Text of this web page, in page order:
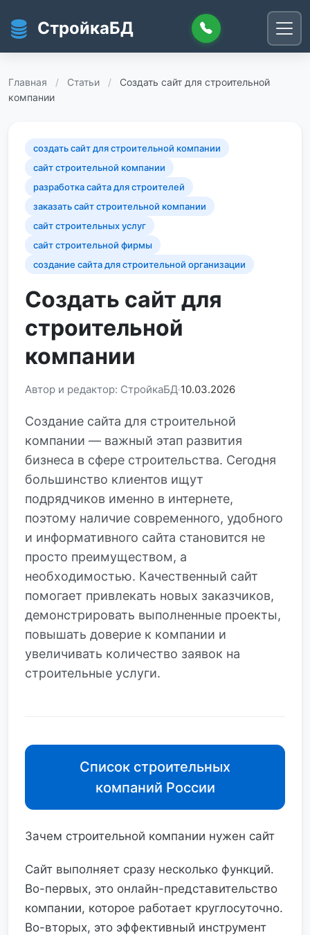
СтройкаБД
Главная / Статьи /
Создать сайт для строительной
компании
создать сайт для строительной компании
сайт строительной компании
разработка сайта для строителей
заказать сайт строительной компании
сайт строительных услуг
сайт строительной фирмы
создание сайта для строительной организации
Создать сайт для
строительной
компании
Автор и редактор: СтройкаБД 10.03.2026
Создание сайта для строительной
компании — важный этап развития
бизнеса в сфере строительства. Сегодня
большинство клиентов ищут
подрядчиков именно в интернете,
поэтому наличие современного, удобного
и информативного сайта становится не
просто преимуществом, а
необходимостью. Качественный сайт
помогает привлекать новых заказчиков,
демонстрировать выполненные проекты,
повышать доверие к компании и
увеличивать количество заявок на
строительные услуги.
Список строительных
компаний России
Зачем строительной компании нужен сайт
Сайт выполняет сразу несколько функций.
Во-первых, это онлайн-представительство
компании, которое работает круглосуточно.
Во-вторых, это эффективный инструмент